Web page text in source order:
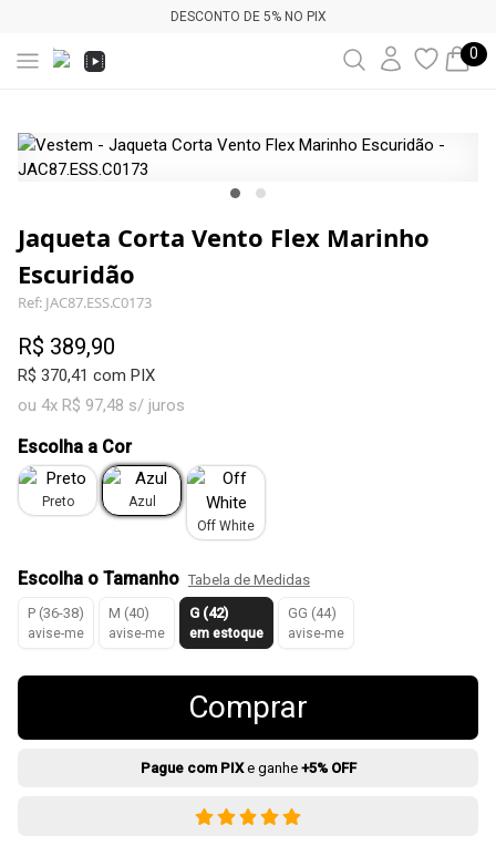
DESCONTO DE 5% NO PIX
0
Jaqueta Corta Vento Flex Marinho
Escuridão
Ref: JAC87.ESS.C0173
R$ 389,90
R$ 370,41 com PIX
ou 4x R$ 97,48 s/ juros
Escolha a Cor
Preto
Azul
Off White
Escolha o Tamanho Tabela de Medidas
P (36-38)
avise-me
M (40)
avise-me
G (42)
em estoque
GG (44)
avise-me
Comprar
Pague com PIXe ganhe +5% OFF